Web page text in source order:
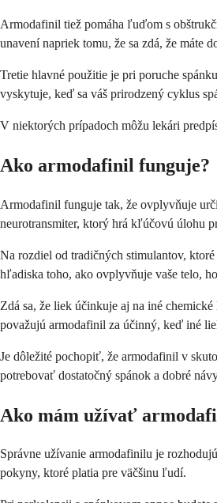
Armodafinil tiež pomáha ľuďom s
unavení napriek tomu, že sa zdá, že máte
Tretie hlavné použitie je pri poruche
vyskytuje, keď sa váš prirodzený cyklus
V niektorých prípadoch môžu lekári
Ako armodafinil funguje?
Armodafinil funguje tak, že ovplyvňuje
neurotransmiter, ktorý hrá kľúčovú úlohu
Na rozdiel od tradičných stimulantov,
hľadiska toho, ako ovplyvňuje vaše telo,
Zdá sa, že liek účinkuje aj na iné
považujú armodafinil za účinný, keď iné
Je dôležité pochopiť, že armodafinil v
potrebovať dostatočný spánok a dobré
Ako mám užívať
Správne užívanie armodafinilu je
pokyny, ktoré platia pre väčšinu ľudí.